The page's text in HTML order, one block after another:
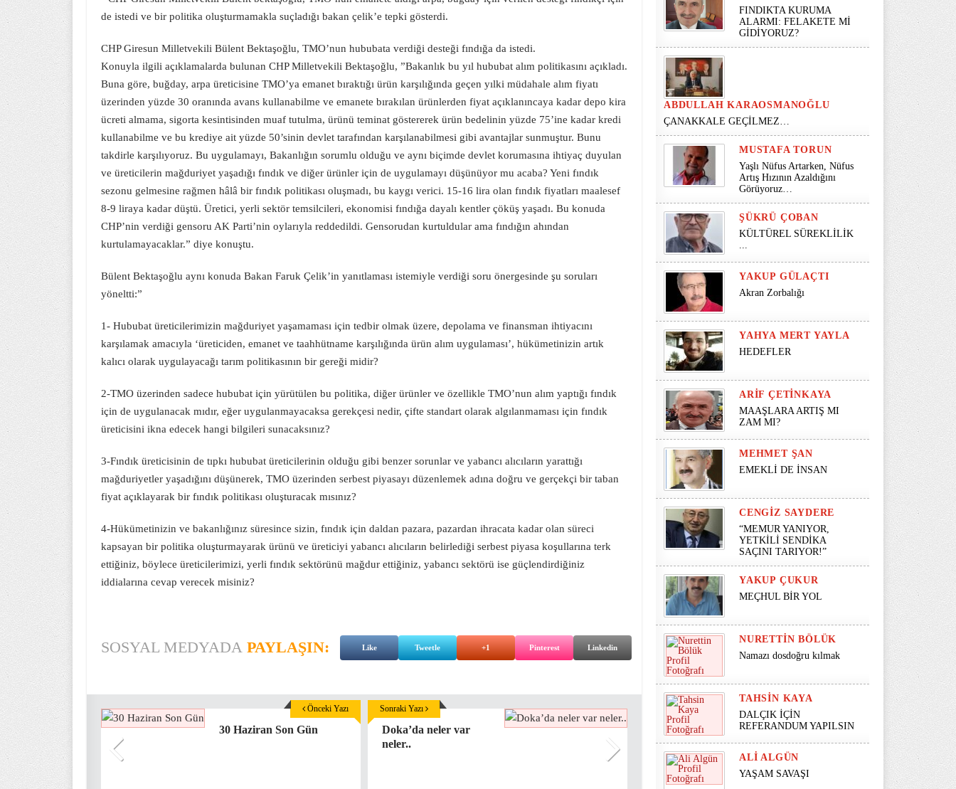
de istedi ve bir politika oluşturmamakla suçladığı bakan çelik’e tepki gösterdi.
CHP Giresun Milletvekili Bülent Bektaşoğlu, TMO’nun hububata verdiği desteği fındığa da istedi.
Konuyla ilgili açıklamalarda bulunan CHP Milletvekili Bektaşoğlu, ”Bakanlık bu yıl hububat alım politikasını açıkladı.
Buna göre, buğday, arpa üreticisine TMO’ya emanet bıraktığı ürün karşılığında geçen yılki müdahale alım fiyatı
üzerinden yüzde 30 oranında avans kullanabilme ve emanete bırakılan ürünlerden fiyat açıklanıncaya kadar depo kira
ücreti almama, sigorta kesintisinden muaf tutulma, ürünü teminat göstererek ürün bedelinin yüzde 75’ine kadar kredi
kullanabilme ve bu krediye ait yüzde 50’sinin devlet tarafından karşılanabilmesi gibi avantajlar sunmuştur. Bunu
takdirle karşılıyoruz. Bu uygulamayı, Bakanlığın sorumlu olduğu ve aynı biçimde devlet korumasına ihtiyaç duyulan
ve üreticilerin mağduriyet yaşadığı fındık ve diğer ürünler için de uygulamayı düşünüyor mu acaba? Yeni fındık
sezonu gelmesine rağmen hâlâ bir fındık politikası oluşmadı, bu kaygı verici. 15-16 lira olan fındık fiyatları maalesef
8-9 liraya kadar düştü. Üretici, yerli sektör temsilcileri, ekonomisi fındığa dayalı kentler çöküş yaşadı. Bu konuda
CHP’nin verdiği gensoru AK Parti’nin oylarıyla reddedildi. Gensorudan kurtuldular ama fındığın ahından
kurtulamayacaklar.” diye konuştu.
Bülent Bektaşoğlu aynı konuda Bakan Faruk Çelik’in yanıtlaması istemiyle verdiği soru önergesinde şu soruları
yöneltti:”
1- Hububat üreticilerimizin mağduriyet yaşamaması için tedbir olmak üzere, depolama ve finansman ihtiyacını
karşılamak amacıyla ‘üreticiden, emanet ve taahhütname karşılığında ürün alım uygulaması’, hükümetinizin artık
kalıcı olarak uygulayacağı tarım politikasının bir gereği midir?
2-TMO üzerinden sadece hububat için yürütülen bu politika, diğer ürünler ve özellikle TMO’nun alım yaptığı fındık
için de uygulanacak mıdır, eğer uygulanmayacaksa gerekçesi nedir, çifte standart olarak algılanmaması için fındık
üreticisini ikna edecek hangi bilgileri sunacaksınız?
3-Fındık üreticisinin de tıpkı hububat üreticilerinin olduğu gibi benzer sorunlar ve yabancı alıcıların yarattığı
mağduriyetler yaşadığını düşünerek, TMO üzerinden serbest piyasayı düzenlemek adına doğru ve gerçekçi bir taban
fiyat açıklayarak bir fındık politikası oluşturacak mısınız?
4-Hükümetinizin ve bakanlığınız süresince sizin, fındık için daldan pazara, pazardan ihracata kadar olan süreci
kapsayan bir politika oluşturmayarak ürünü ve üreticiyi yabancı alıcıların belirlediği serbest piyasa koşullarına terk
ettiğiniz, böylece üreticilerimizi, yerli fındık sektörünü mağdur ettiğiniz, yabancı sektörü ise güçlendirdiğiniz
iddialarına cevap verecek misiniz?
SOSYAL MEDYADA PAYLAŞIN: Like Tweetle +1 Pinterest Linkedin
30 Haziran Son Gün
Önceki Yazı
Doka’da neler var
neler..
Sonraki Yazı
FINDIKTA KURUMA
ALARMI: FELAKETE Mİ
GİDİYORUZ?
ABDULLAH KARAOSMANOĞLU
ÇANAKKALE GEÇİLMEZ…
MUSTAFA TORUN
Yaşlı Nüfus Artarken, Nüfus
Artış Hızının Azaldığını
Görüyoruz…
ŞÜKRÜ ÇOBAN
KÜLTÜREL SÜREKLİLİK
...
YAKUP GÜLAÇTI
Akran Zorbalığı
YAHYA MERT YAYLA
HEDEFLER
ARIF ÇETINKAYA
MAAŞLARA ARTIŞ MI
ZAM MI?
MEHMET ŞAN
EMEKLİ DE İNSAN
CENGIZ SAYDERE
“MEMUR YANIYOR,
YETKİLİ SENDİKA
SAÇINI TARIYOR!”
YAKUP ÇUKUR
MEÇHUL BİR YOL
NURETTIN BÖLÜK
Namazı dosdoğru kılmak
TAHSIN KAYA
DALÇIK İÇİN
REFERANDUM YAPILSIN
ALI ALGÜN
YAŞAM SAVAŞI